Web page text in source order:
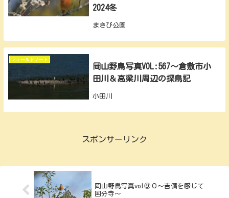
2024冬
まきび公園
フィールドノート
岡山野鳥写真VOL:567～倉敷市小
田川＆高梁川周辺の探鳥記
小田川
スポンサーリンク
岡山野鳥写真vol⑨０～吉備を感じて
国分寺～